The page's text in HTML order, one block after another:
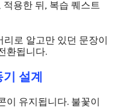
용한 뒤, 복습 퀘스트
로 알고만 있던 문장이
환됩니다.
설계
이 유지됩니다. 불꽃이